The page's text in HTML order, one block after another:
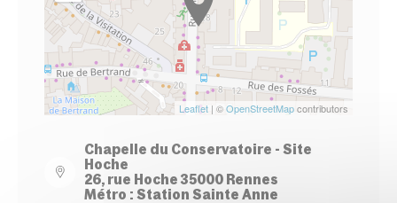
Leaflet | ©OpenStreetMapcontributors
Chapelle du Conservatoire - Site
Hoche
26, rue Hoche 35000 Rennes
Métro : Station Sainte Anne